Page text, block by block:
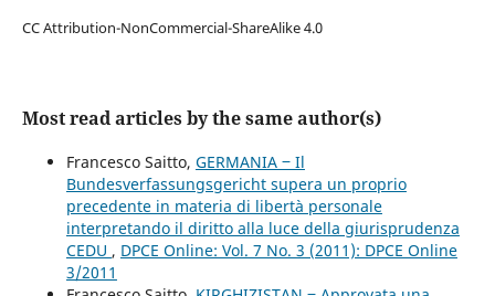
CC Attribution-NonCommercial-ShareAlike 4.0
Most read articles by the same author(s)
Francesco Saitto, GERMANIA ‒ Il
Bundesverfassungsgericht supera un proprio
precedente in materia di libertà personale
interpretando il diritto alla luce della giurisprudenza
CEDU , DPCE Online: Vol. 7 No. 3 (2011): DPCE Online
3/2011